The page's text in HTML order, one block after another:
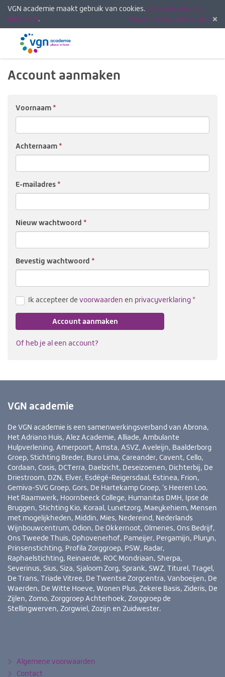
VGN academie maakt gebruik van cookies. Lees hier wat dat
betekent. Deze melding verbergen
Menu
Account aanmaken
Voor­naam
Achter­naam
E-mail­adres
Nieuw wacht­woord
Bevestig wacht­woord
Ik accepteer de voorwaarden en privacyverklaring
Account aanmaken
Of heb je al een account?
VGN academie
De VGN academie is een samenwerkingsverband van Abrona,
Het Adriano Huis, Alez Academie, Alliade, Ambulante
Hulpverlening, Amerpoort, Amsta, ASVZ, Aveleijn, Baalderborg
Groep, Stichting Breder, Buro Lima, Careander, Cavent, Cello,
Cordaan, Cosis, DCTerra, Daelzicht, Deseizoenen, Dichterbij, De
Driestroom, DZN, Elver, Esdégé-Reigersdaal, Estinea, Frion,
Gemiva-SVG Groep, Gors, De Hartekamp Groep, ’s Heeren Loo,
Het Raamwerk, Hoornbeeck College, Humanitas DMH, Ipse de
Bruggen, Stichting Kio, Koraal, Lunetzorg, Maeykehiem, Mensen
met mogelijkheden, Middin, Mies, Nedereind, Nederlands
Wijnbouwcentrum, Odion, De Okkernoot, Olmenes, Ons Bedrijf,
Ons Tweede Thuis, Ophovenerhof, Pameijer, Pergamijn, Pluryn,
Prinsenstichting, Profila Zorggroep, PSW, Radar,
Raphaelstichting, Reinaerde, ROC Mondriaan, Sherpa,
Severinus, Sius, Siza, Sjaloom Zorg, Sprank, SWZ, Titurel, Tragel,
De Trans, Triade Vitree, De Twentse Zorgcentra, Vanboeijen, De
Waerden, De Witte Hoeve, Wonen Plus, Zekere Basis, Zideris, De
Zijlen, Zomo, Zorggroep Achterhoek, Zorggroep de
Stellingwerven, Zorgwiel, Zozijn en Zuidwester.
Algemene voorwaarden
Contact